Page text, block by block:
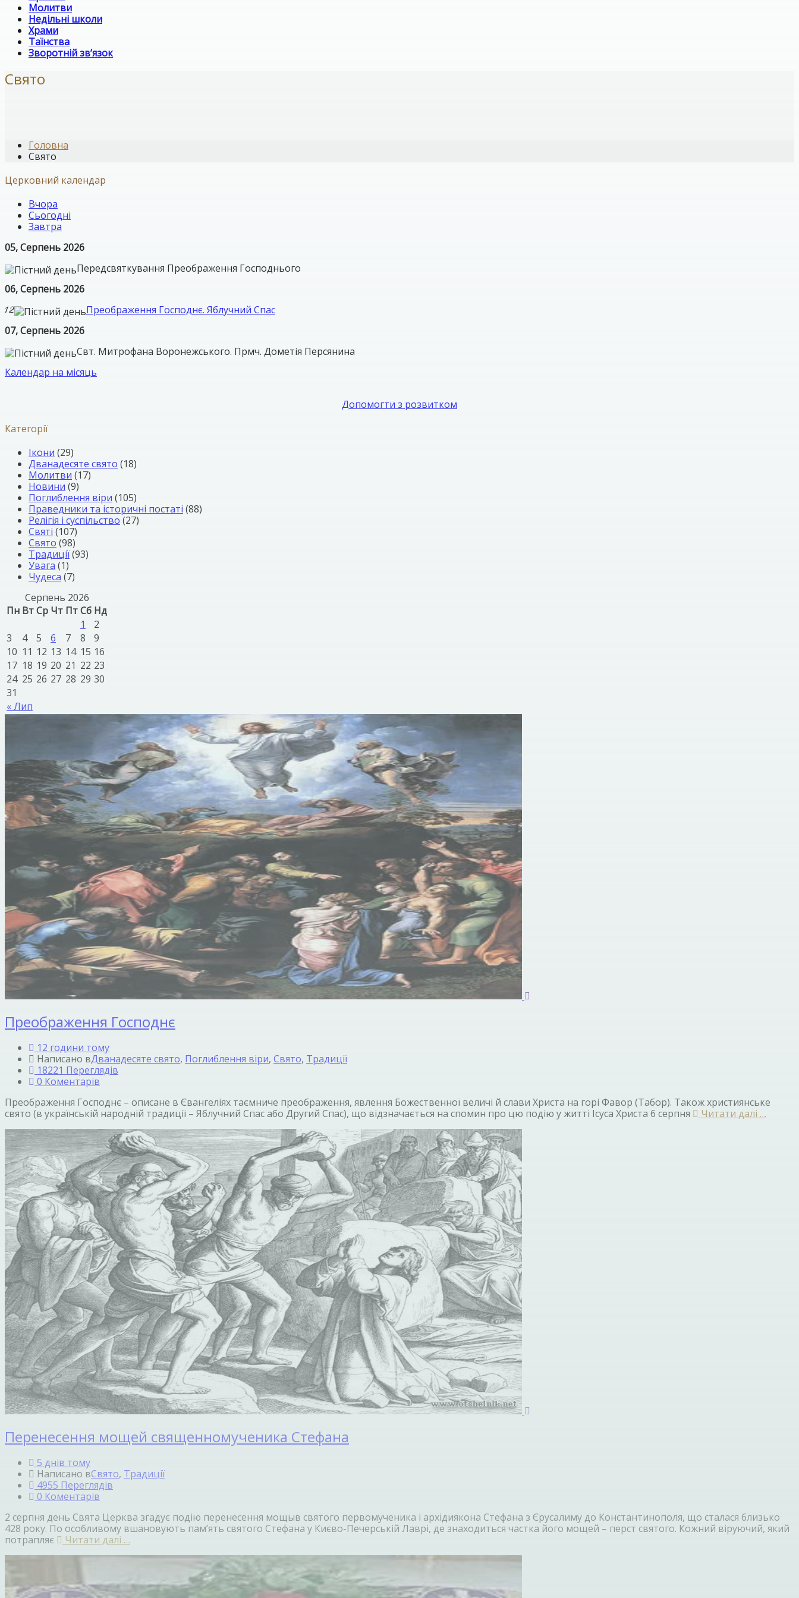
Молитви
Недільні школи
Храми
Таїнства
Зворотній зв’язок
Свято
Головна
Свято
Церковний календар
Вчора
Сьогодні
Завтра
05, Серпень 2026
Передсвяткування Преображення Господнього
06, Серпень 2026
Преображення Господнє. Яблучний Спас
07, Серпень 2026
Свт. Митрофана Воронежського. Прмч. Дометія Персянина
Календар на місяць
Допомогти з розвитком
Категорії
Ікони (29)
Дванадесяте свято (18)
Молитви (17)
Новини (9)
Поглиблення віри (105)
Праведники та історичні постаті (88)
Релігія і суспільство (27)
Святі (107)
Свято (98)
Традиції(93)
Увага (1)
Чудеса (7)
Серпень 2026
Пн ВтСр Чт ПтСб Нд
« Лип
1
2
3
4 5 6 7 8
9
10 11 12 13 14 15 16
17 18 19 20 21 22 23
24 25 26 27 28 29 30
31
Преображення Господнє
12 години тому
Написано вДванадесяте свято, Поглиблення віри, Свято, Традиції
18221 Переглядів
0 Коментарів
Преображення Господнє – описане в Євангеліях таємниче преображення, явлення Божественної величі й слави Христа на горі Фавор (Табор). Також християнське
свято (в українській народній традиції – Яблучний Спас або Другий Спас), що відзначається на спомин про цю подію у житті Ісуса Христа 6 серпня
Читати далі …
Перенесення мощей священномученика Стефана
5 днів тому
Написано вСвято, Традиції
4955 Переглядів
0 Коментарів
2 серпня день Свята Церква згадує подію перенесення мощыв святого первомученика і архідиякона Стефана з Єрусалиму до Константинополя, що сталася близько
428 року. По особливому вшановують пам’ять святого Стефана у Києво-Печерській Лаврі, де знаходиться частка його мощей – перст святого. Кожний віруючий, який
потрапляє
Читати далі …